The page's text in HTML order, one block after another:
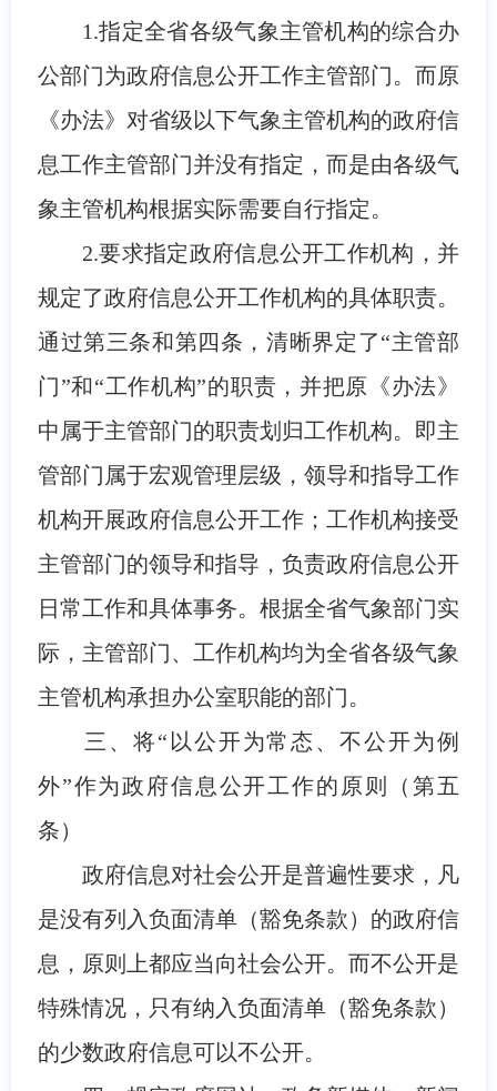
1.指定全省各级气象主管机构的综合办
公部门为政府信息公开工作主管部门。而原
《办法》对省级以下气象主管机构的政府信
息工作主管部门并没有指定，而是由各级气
象主管机构根据实际需要自行指定。
2.要求指定政府信息公开工作机构，并
规定了政府信息公开工作机构的具体职责。
通过第三条和第四条，清晰界定了“主管部
门”和“工作机构”的职责，并把原《办法》
中属于主管部门的职责划归工作机构。即主
管部门属于宏观管理层级，领导和指导工作
机构开展政府信息公开工作；工作机构接受
主管部门的领导和指导，负责政府信息公开
日常工作和具体事务。根据全省气象部门实
际，主管部门、工作机构均为全省各级气象
主管机构承担办公室职能的部门。
三、将“以公开为常态、不公开为例
外”作为政府信息公开工作的原则（第五
条）
政府信息对社会公开是普遍性要求，凡
是没有列入负面清单（豁免条款）的政府信
息，原则上都应当向社会公开。而不公开是
特殊情况，只有纳入负面清单（豁免条款）
的少数政府信息可以不公开。